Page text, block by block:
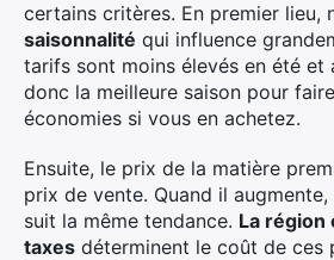
certains critères. En premier lieu,
saisonnalité qui influence
tarifs sont moins élevés en été et
donc la meilleure saison pour
économies si vous en achetez.
Ensuite, le prix de la matière
prix de vente. Quand il
suit la même tendance. La région
taxes déterminent le coût de ces